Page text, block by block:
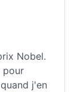
Nobel.
pour
j'en